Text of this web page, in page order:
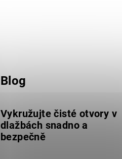
Blog
Vykružujte čisté otvory v
dlažbách snadno a
bezpečně